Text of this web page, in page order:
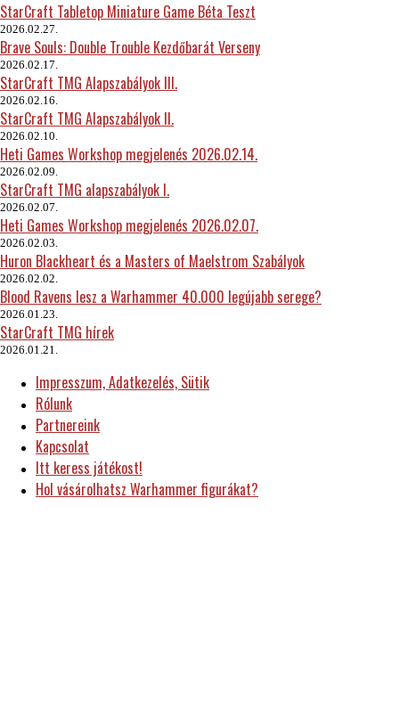
StarCraft Tabletop Miniature Game Béta Teszt
2026.02.27.
Brave Souls: Double Trouble Kezdőbarát Verseny
2026.02.17.
StarCraft TMG Alapszabályok III.
2026.02.16.
StarCraft TMG Alapszabályok II.
2026.02.10.
Heti Games Workshop megjelenés 2026.02.14.
2026.02.09.
StarCraft TMG alapszabályok I.
2026.02.07.
Heti Games Workshop megjelenés 2026.02.07.
2026.02.03.
Huron Blackheart és a Masters of Maelstrom Szabályok
2026.02.02.
Blood Ravens lesz a Warhammer 40.000 legújabb serege?
2026.01.23.
StarCraft TMG hírek
2026.01.21.
Impresszum, Adatkezelés, Sütik
Rólunk
Partnereink
Kapcsolat
Itt keress játékost!
Hol vásárolhatsz Warhammer figurákat?